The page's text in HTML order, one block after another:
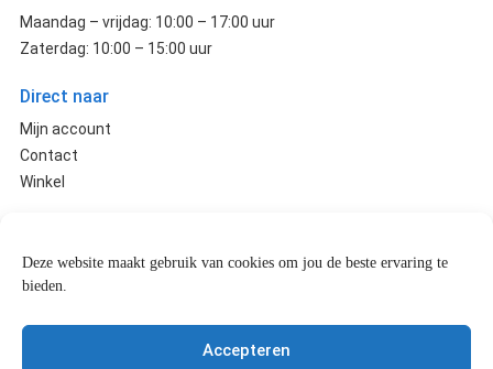
Deze website maakt gebruik van cookies om jou de beste ervaring te
bieden.
Accepteren
Maandag – vrijdag: 10:00 – 17:00 uur
Zaterdag: 10:00 – 15:00 uur
Direct naar
Mijn account
Contact
Winkel
Retourneren
Veilig betalen